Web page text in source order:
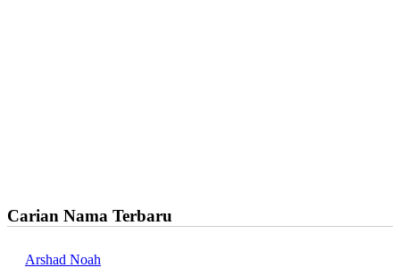
Carian Nama Terbaru
Arshad Noah